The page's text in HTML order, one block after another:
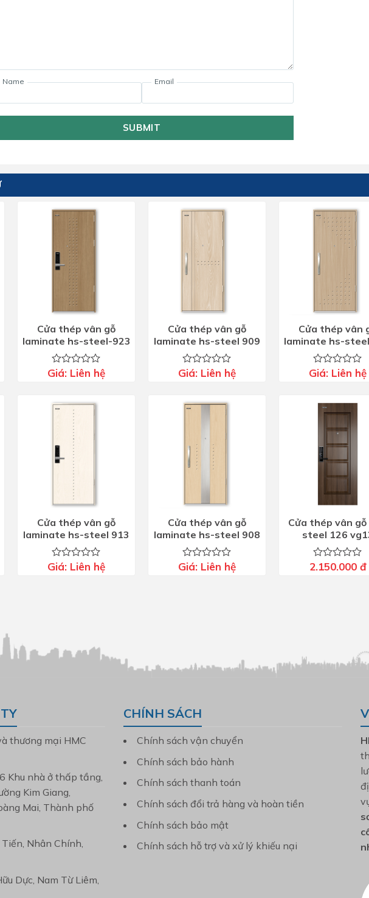
Name Email
SUBMIT
Cửa thép vân gỗ
laminate hs-steel-923
Được
0
5
Giá: Liên hệ
Cửa thép vân gỗ
laminate hs-steel 909
Được
0
5
Giá: Liên hệ
Cửa thép vân
laminate hs-
Được
0
Giá: Liên hệ
Cửa thép vân gỗ
laminate hs-steel 913
Được
Giá: Liên hệ
Cửa thép vân gỗ
laminate hs-steel 908
Được
Giá: Liên hệ
Cửa thép vân gỗ
steel 126
Được
2.150.000 đ
thương mại HMC
Khu nhà ở thấp tầng,
Kim Giang,
Mai, Thành phố
Nhân Chính,
Dực, Nam Từ Liêm,
CHÍNH SÁCH
Chính sách vận chuyển
Chính sách bảo hành
Chính sách thanh toán
Chính sách đổi trả hàng và hoàn tiền
Chính sách bảo mật
Chính sách hỗ trợ và xử lý khiếu nại